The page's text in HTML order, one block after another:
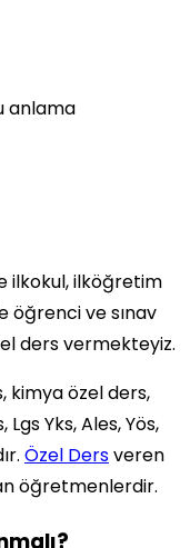
anlama
ilkokul, ilköğretim
öğrenci ve sınav
ders vermekteyiz.
kimya özel ders,
Yks, Ales, Yös,
Özel Dersveren
öğretmenlerdir.